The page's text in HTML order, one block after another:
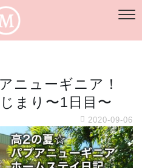
ニューギニア！
まり〜1日目〜
2020-09-06